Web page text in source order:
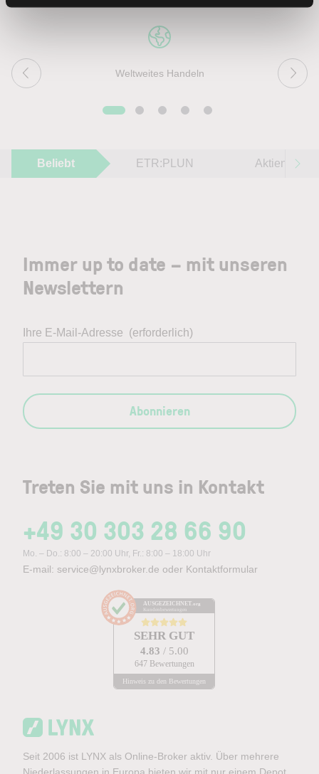
Weltweites Handeln
Beliebt ETR:PLUN Aktien im
Treten Sie mit uns in Kontakt
+49 30 303 28 66 90
Mo. – Do.: 8:00 – 20:00 Uhr, Fr.: 8:00 – 18:00 Uhr
E-mail: service@lynxbroker.de oder Kontaktformular
AUSGEZEICHNET .org
Kundenbewertungen
SEHR GUT
4.83 / 5.00
647 Bewertungen
Hinweis zu den Bewertungen
Immer up to date – mit unseren
Newslettern
Ihre E-Mail-Adresse (erforderlich)
Abonnieren
Seit 2006 ist LYNX als Online-Broker aktiv. Über mehrere